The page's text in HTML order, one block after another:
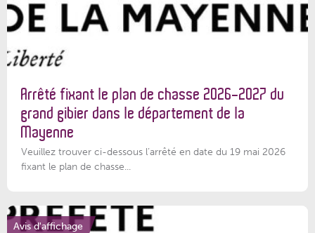
Arrêté fixant le plan de chasse 2026-2027 du
grand gibier dans le département de la
Mayenne
Veuillez trouver ci-dessous l’arrêté en date du 19 mai 2026
fixant le plan de chasse...
Avis d'affichage